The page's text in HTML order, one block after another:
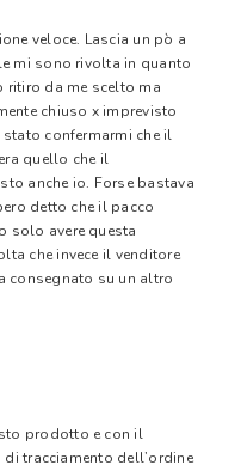
veloce. Lascia un pò a
mi sono rivolta in quanto
ritiro da me scelto ma
chiuso x imprevisto
confermarmi che il
quello che il
anche io. Forse bastava
detto che il pacco
solo avere questa
che invece il venditore
consegnato su un altro
prodotto e con il
tracciamento dell’ordine